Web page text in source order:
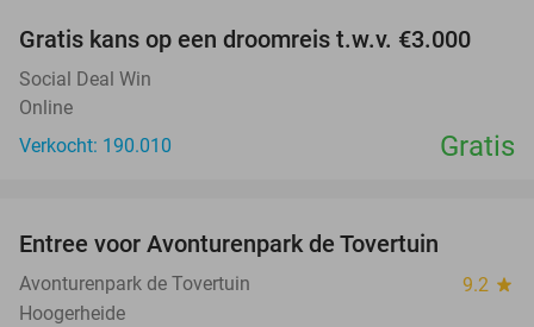
Gratis kans op een droomreis t.w.v. €3.000
Social Deal Win
Online
Verkocht: 190.010
Gratis
Entree voor Avonturenpark de Tovertuin
Avonturenpark de Tovertuin 9.2 star
Hoogerheide